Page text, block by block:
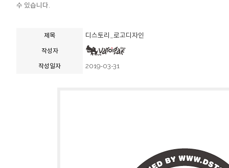
수 있습니다.
제목 디스토리_로고디자인
작성자
작성일자 2019-03-31